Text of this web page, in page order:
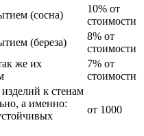
(сосна)
10% от
стоимости
(береза)
8% от
стоимости
же их
7% от
стоимости
к стенам
а именно:
от 1000